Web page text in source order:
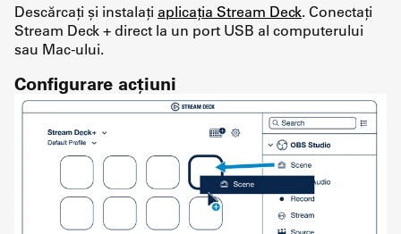
Descărcați și instalați aplicația Stream Deck. Conectați
Stream Deck + direct la un port USB al computerului
sau Mac-ului.
Configurare acțiuni